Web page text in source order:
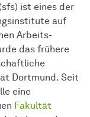
ist eines der
auf
Arbeits­
das frühere
Dortmund. Seit
eine
Fakultät